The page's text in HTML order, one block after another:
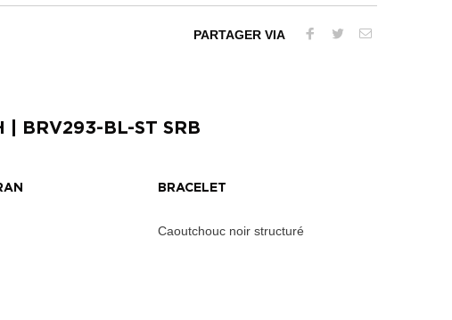
PARTAGER VIA
| BRV293-BL-ST SRB
BRACELET
Caoutchouc noir structuré